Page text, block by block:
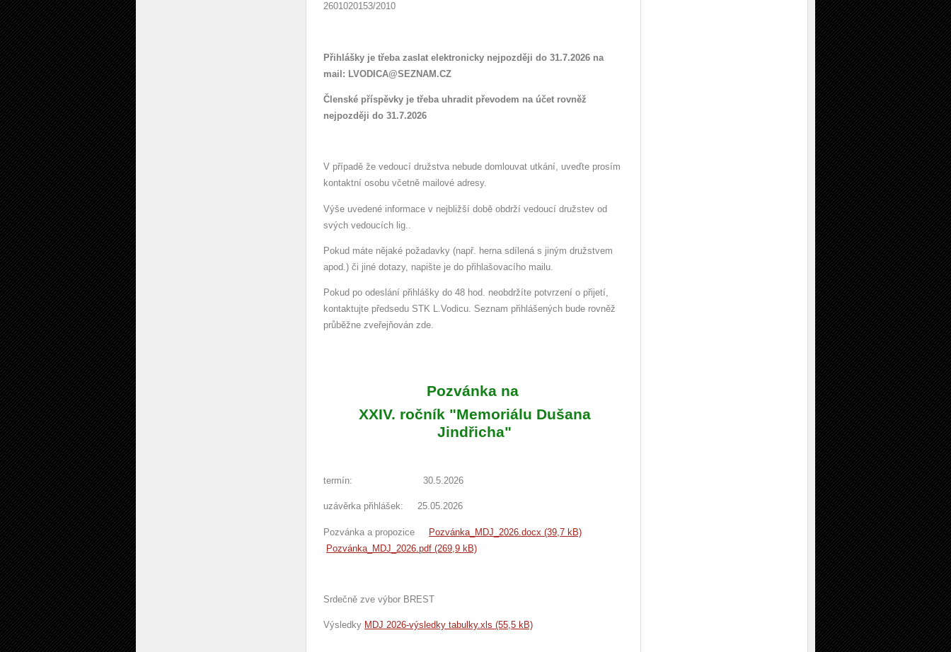
2601020153/2010
Přihlášky je třeba zaslat elektronicky nejpozději do 31.7.2026 na
mail: LVODICA@SEZNAM.CZ
Členské příspěvky je třeba uhradit převodem na účet rovněž
nejpozději do 31.7.2026
V případě že vedoucí družstva nebude domlouvat utkání, uveďte prosím
kontaktní osobu včetně mailové adresy.
Výše uvedené informace v nejbližší době obdrží vedoucí družstev od
svých vedoucích lig..
Pokud máte nějaké požadavky (např. herna sdílená s jiným družstvem
apod.) či jiné dotazy, napište je do přihlašovacího mailu.
Pokud po odeslání přihlášky do 48 hod. neobdržíte potvrzení o přijetí,
kontaktujte předsedu STK L.Vodicu. Seznam přihlášených bude rovněž
průběžne zveřejňován zde.
Pozvánka na
XXIV. ročník "Memoriálu Dušana
Jindřicha"
termín: 30.5.2026
uzávěrka přihlášek: 25.05.2026
Pozvánka a propozice Pozvánka_MDJ_2026.docx (39,7 kB)
Pozvánka_MDJ_2026.pdf (269,9 kB)
Srdečně zve výbor BREST
Výsledky MDJ 2026-výsledky tabulky.xls (55,5 kB)